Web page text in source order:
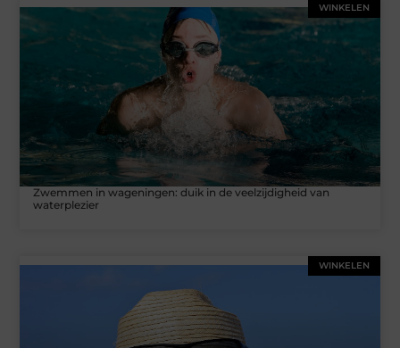
WINKELEN
Zwemmen in wageningen: duik in de veelzijdigheid van
waterplezier
WINKELEN